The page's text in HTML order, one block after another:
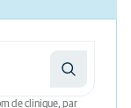
de clinique, par